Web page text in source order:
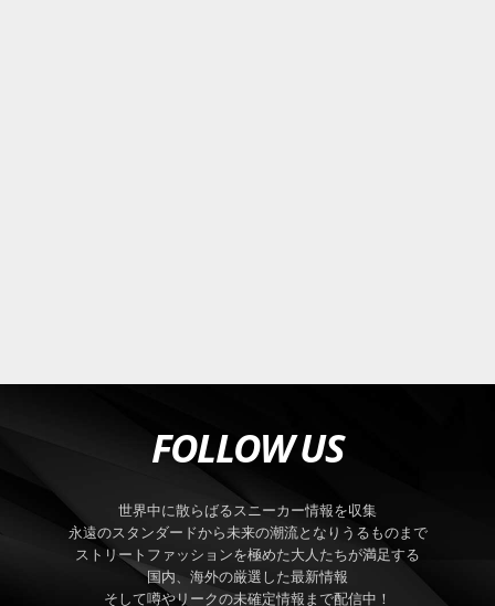
FOLLOW US
世界中に散らばるスニーカー情報を収集
永遠のスタンダードから未来の潮流となりうるものまで
ストリートファッションを極めた大人たちが満足する
国内、海外の厳選した最新情報
そして噂やリークの未確定情報まで配信中！